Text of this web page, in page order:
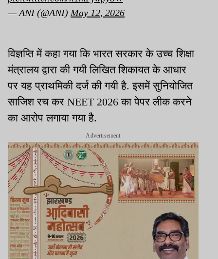
— ANI (@ANI) May 12, 2026
विज्ञप्ति में कहा गया कि भारत सरकार के उच्च शिक्षा
मंत्रालय द्वारा की गयी लिखित शिकायत के आधार
पर यह प्राथमिकी दर्ज की गयी है. इसमें सुनियोजित
साजिश रच कर NEET 2026 का पेपर लीक करने
का आरोप लगाया गया है.
Advertisement